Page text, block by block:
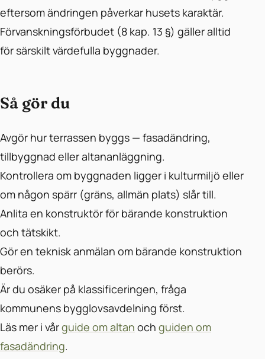
eftersom ändringen påverkar husets karaktär.
Förvanskningsförbudet (8 kap. 13 §) gäller alltid
för särskilt värdefulla byggnader.
Så gör du
Avgör hur terrassen byggs — fasadändring,
tillbyggnad eller altananläggning.
Kontrollera om byggnaden ligger i kulturmiljö eller
om någon spärr (gräns, allmän plats) slår till.
Anlita en konstruktör för bärande konstruktion
och tätskikt.
Gör en teknisk anmälan om bärande konstruktion
berörs.
Är du osäker på klassificeringen, fråga
kommunens bygglovsavdelning först.
Läs mer i vårguide om altan och guiden om
fasadändring.